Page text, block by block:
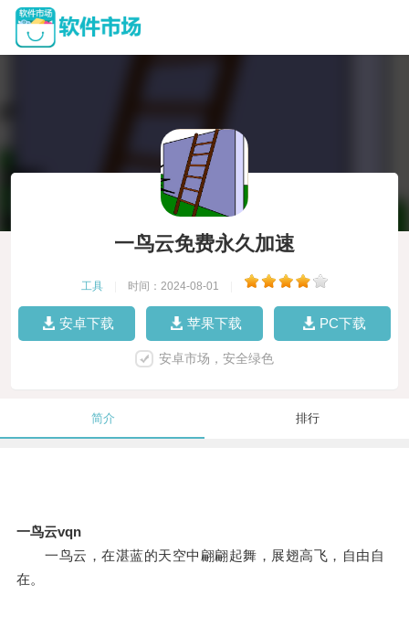
一鸟云免费永久加速
工具 时间：2024-08-01
安卓下载 苹果下载 PC下载
安卓市场，安全绿色
简介 排行
一鸟云vqn
一鸟云，在湛蓝的天空中翩翩起舞，展翅高飞，自由自
在。